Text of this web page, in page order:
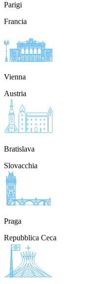
Parigi
Francia
Vienna
Austria
Bratislava
Slovacchia
Praga
Repubblica Ceca